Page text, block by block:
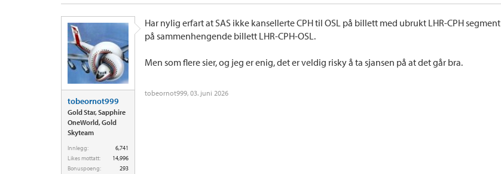
tobeornot999
Gold Star, Sapphire
OneWorld, Gold
Skyteam
Innlegg:
6,741
Likes mottatt:
14,996
Bonuspoeng:
293
Har nylig erfart at SAS ikke kansellerte CPH til OSL på billett med ubrukt LHR-CPH segment
på sammenhengende billett LHR-CPH-OSL.
Men som flere sier, og jeg er enig, det er veldig risky å ta sjansen på at det går bra.
tobeornot999, 03. juni 2026